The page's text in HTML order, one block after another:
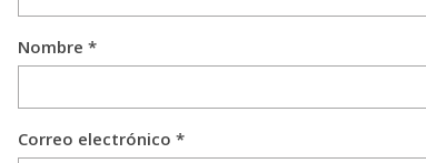
Nombre *
Correo electrónico *